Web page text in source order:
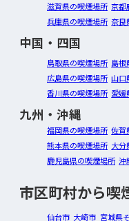
滋賀県の喫煙場所 京都
兵庫県の喫煙場所 奈良
中国・四国
鳥取県の喫煙場所 島根
広島県の喫煙場所 山口
香川県の喫煙場所 愛媛
九州・沖縄
福岡県の喫煙場所 佐賀
熊本県の喫煙場所 大分
鹿児島県の喫煙場所 沖
市区町村から喫
仙台市 大崎市 宮城県